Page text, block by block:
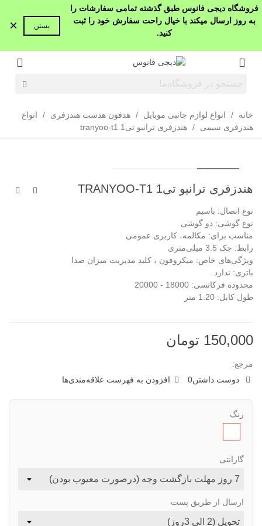
فروشگاه دیجی فانوس طبق گذشته تمامی سفارشات را
به روز ارسال میکند با خیال راحت سفارش خود را ثبت
کنید.
بستن ×
خانه / انواع لوازم جانبی موبایل / هدفون هدست هندزفری /
انواع
هندزفری سیمی
/ هندزفری ترانیو تی1 tranyoo-t1
هندزفری ترانیو تی1 TRANYOO-T1
نوع اتصال: باسیم
نوع گوشی: دو گوشی
مناسب برای: مکالمه، کاربری عمومی
رابط: جک 3.5 میلی‌متری
ویژگی‌های خاص: میکروفون ، کلید مدیریت میزان صدا
باتری: ندارد
محدوده فرکانسی: 18000 - 20000
طول کابل: 1.20 متر
150,000 تومان
مرجع:
دوست داشتن0 افزودن به فهرست علاقه‌مندی‌ها
رنگ
گارانتی
ارسال از طریق پست